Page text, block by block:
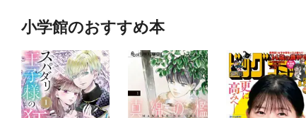
小学館のおすすめ本